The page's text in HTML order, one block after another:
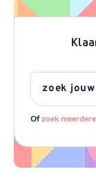
Ofzoek